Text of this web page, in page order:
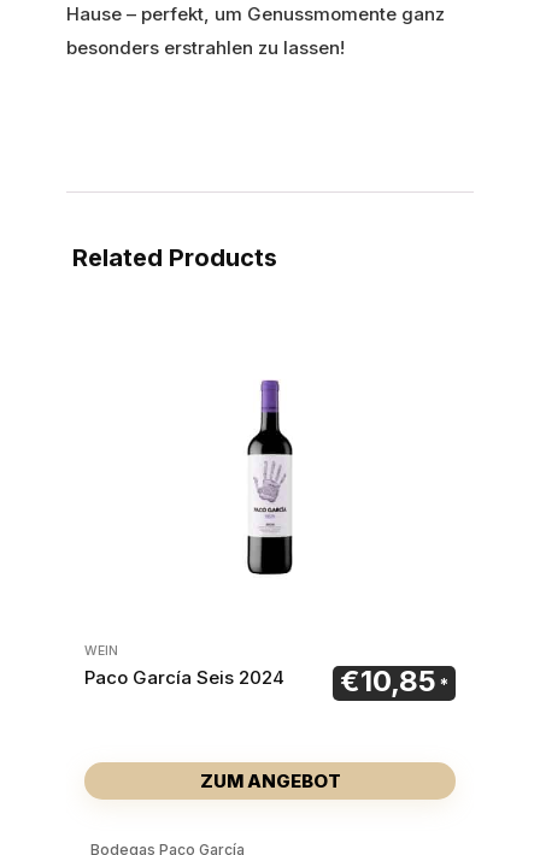
Hause – perfekt, um Genussmomente ganz
besonders erstrahlen zu lassen!
Related Products
WEIN
Paco García Seis 2024 €10,85
ZUM ANGEBOT
Bodegas Paco García